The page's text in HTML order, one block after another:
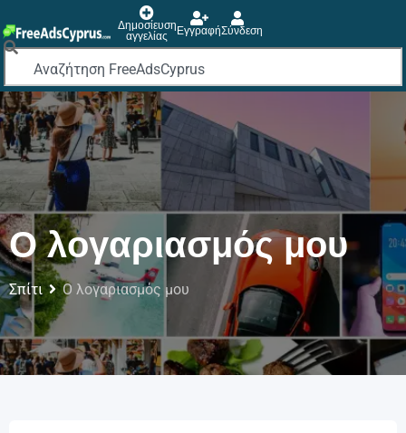
Δημοσίευση
αγγελίας
ΕγγραφήΣύνδεση
Ο λογαριασμός μου
Σπίτι Ο λογαριασμός μου